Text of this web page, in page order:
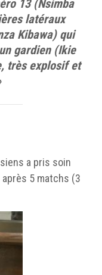
13 (Nsimba
latéraux
Kibawa) qui
gardien (Ikie
très explosif et
a pris soin
après 5 matchs (3